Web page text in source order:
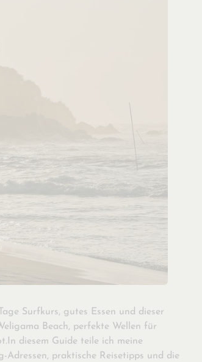
Surfkurs, gutes Essen und dieser
Beach, perfekte Wellen für
diesem Guide teile ich meine
praktische Reisetipps und die